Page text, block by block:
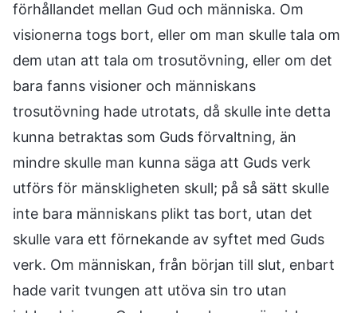
förhållandet mellan Gud och människa. Om
visionerna togs bort, eller om man skulle tala om
dem utan att tala om trosutövning, eller om det
bara fanns visioner och människans
trosutövning hade utrotats, då skulle inte detta
kunna betraktas som Guds förvaltning, än
mindre skulle man kunna säga att Guds verk
utförs för mänskligheten skull; på så sätt skulle
inte bara människans plikt tas bort, utan det
skulle vara ett förnekande av syftet med Guds
verk. Om människan, från början till slut, enbart
hade varit tvungen att utöva sin tro utan